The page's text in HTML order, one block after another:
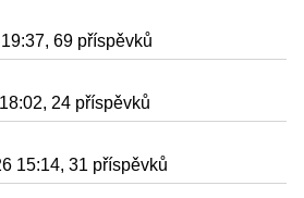
69 příspěvků
24 příspěvků
15:14, 31 příspěvků